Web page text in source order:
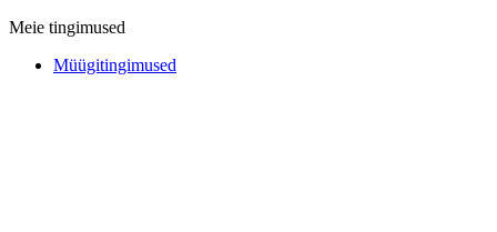
Meie tingimused
Müügitingimused